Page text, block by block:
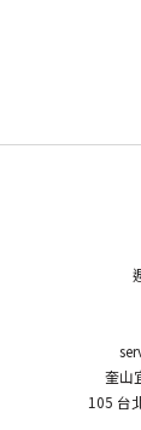
奎山
105 台